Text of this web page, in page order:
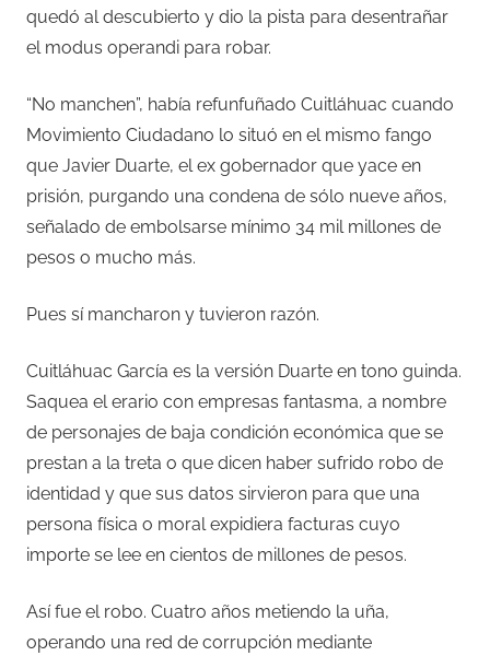
quedó al descubierto y dio la pista para desentrañar
el modus operandi para robar.
“No manchen”, había refunfuñado Cuitláhuac cuando
Movimiento Ciudadano lo situó en el mismo fango
que Javier Duarte, el ex gobernador que yace en
prisión, purgando una condena de sólo nueve años,
señalado de embolsarse mínimo 34 mil millones de
pesos o mucho más.
Pues sí mancharon y tuvieron razón.
Cuitláhuac García es la versión Duarte en tono guinda.
Saquea el erario con empresas fantasma, a nombre
de personajes de baja condición económica que se
prestan a la treta o que dicen haber sufrido robo de
identidad y que sus datos sirvieron para que una
persona física o moral expidiera facturas cuyo
importe se lee en cientos de millones de pesos.
Así fue el robo. Cuatro años metiendo la uña,
operando una red de corrupción mediante